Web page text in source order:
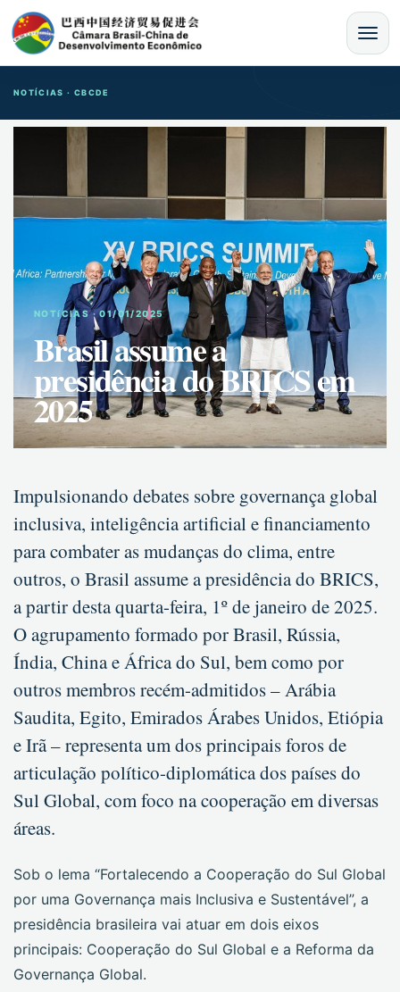
MENU
NOTÍCIAS · CBCDE
NOTíCIAS · 01/01/2025
Brasil assume a
presidência do BRICS em
2025
Impulsionando debates sobre governança global
inclusiva, inteligência artificial e financiamento
para combater as mudanças do clima, entre
outros, o Brasil assume a presidência do BRICS,
a partir desta quarta-feira, 1º de janeiro de 2025.
O agrupamento formado por Brasil, Rússia,
Índia, China e África do Sul, bem como por
outros membros recém-admitidos – Arábia
Saudita, Egito, Emirados Árabes Unidos, Etiópia
e Irã – representa um dos principais foros de
articulação político-diplomática dos países do
Sul Global, com foco na cooperação em diversas
áreas.
Sob o lema “Fortalecendo a Cooperação do Sul Global
por uma Governança mais Inclusiva e Sustentável”, a
presidência brasileira vai atuar em dois eixos
principais: Cooperação do Sul Global e a Reforma da
Governança Global.